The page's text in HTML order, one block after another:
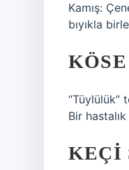
Kamış:
bıyıkla
“Tüylülük”
Bir
KEÇI